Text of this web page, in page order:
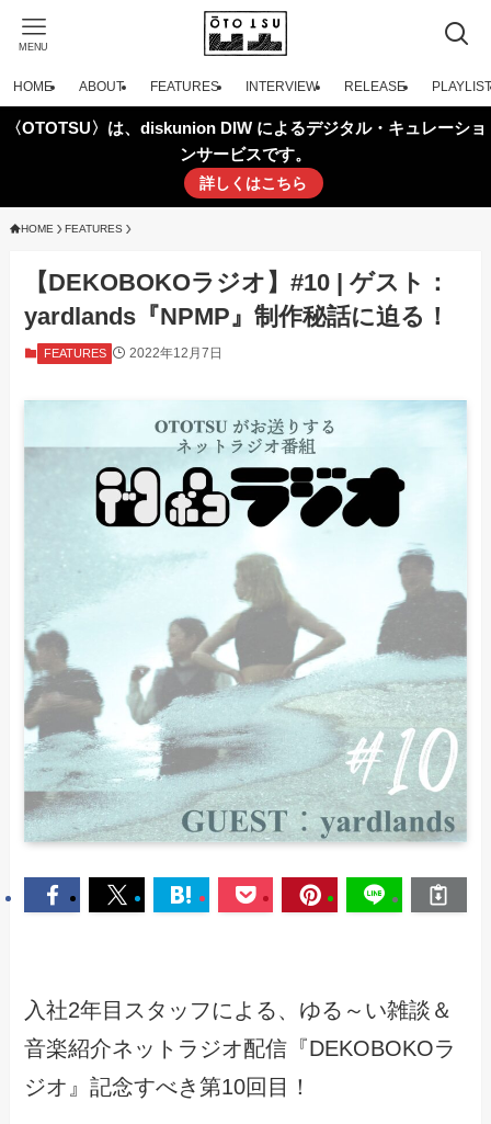
MENU
HOME ABOUT FEATURES INTERVIEW RELEASE PLAYLIST
〈OTOTSU〉は、diskunion DIW によるデジタル・キュレーショ
ンサービスです。
詳しくはこちら
HOME FEATURES
【DEKOBOKOラジオ】#10 | ゲスト：
yardlands『NPMP』制作秘話に迫る！
FEATURES 2022年12月7日
入社2年目スタッフによる、ゆる～い雑談＆
音楽紹介ネットラジオ配信『DEKOBOKOラ
ジオ』記念すべき第10回目！